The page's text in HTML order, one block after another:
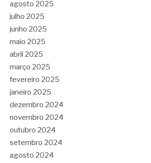
agosto 2025
julho 2025
junho 2025
maio 2025
abril 2025
março 2025
fevereiro 2025
janeiro 2025
dezembro 2024
novembro 2024
outubro 2024
setembro 2024
agosto 2024